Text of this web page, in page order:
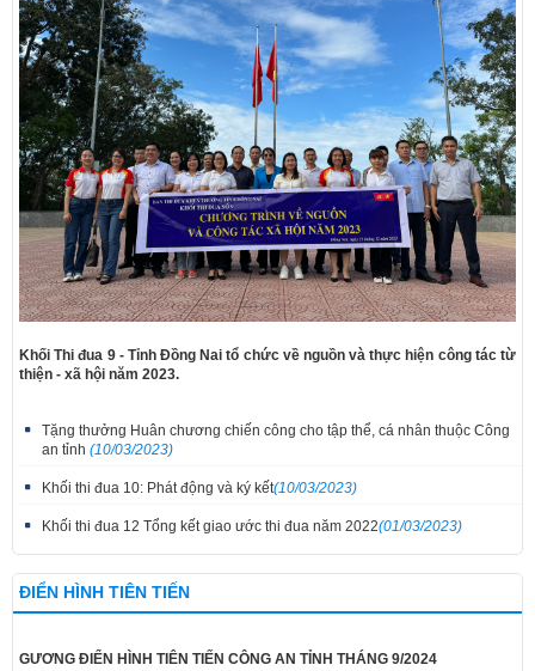
Khối Thi đua 9 - Tỉnh Đồng Nai tổ chức về nguồn và thực hiện công tác từ
thiện - xã hội năm 2023.
Tặng thưởng Huân chương chiến công cho tập thể, cá nhân thuộc Công
an tỉnh (10/03/2023)
Khối thi đua 10: Phát động và ký kết(10/03/2023)
Khối thi đua 12 Tổng kết giao ước thi đua năm 2022(01/03/2023)
ĐIỂN HÌNH TIÊN TIẾN
GƯƠNG ĐIỂN HÌNH TIÊN TIẾN CÔNG AN TỈNH THÁNG 9/2024